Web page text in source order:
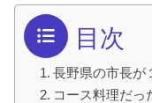
目次
長野県の市長が
コース料理だっ